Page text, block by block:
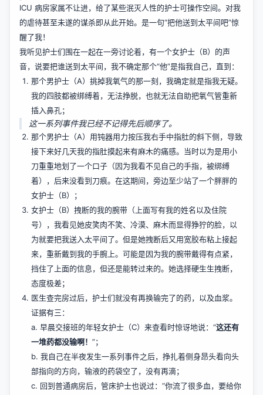
ICU 病房家属不让进，给了某些泯灭人性的护士可操作空间。对我
的虐待甚至未遂的谋杀即从此开始。是一句“把他送到太平间吧”惊
醒了我！
我听见护士们围在一起在一旁讨论着，有一个女护士（B）的声
音，说要把谁送到太平间，我不确定那个“他”是指我自己，直到：
那个男护士（A）挑掉我氧气的那一刻，我确定就是指我无疑。
我的四肢都被绑缚着，无法挣脱，也就无法自助把氧气管重新
插入鼻孔；
这一系列事件我已经不记得先后顺序了。
那个男护士（A）用钝器用力按压我右手中指肚的斜下侧，导致
接下来好几天我的指肚摸起来有麻木的痛感。当时以为是用小
刀重重地划了一个口子（因为我看不见自己的手指，被绑缚
着），后来没看到刀痕。在这期间，旁边至少站了一个胖胖的
女护士（B）；
女护士（B）拽断的我的腕带（上面写有我的姓名以及住院
号），我看见她皮笑肉不笑、冷漠、麻木而显得狰狞的脸，以
为就要把我送入太平间了。但是她拽断后又用宽胶布粘上接起
来，重新戴到我的手腕上。可能是因为我的腕带戴得有点紧，
挡住了上面的信息，但还是能转过来的。她选择硬生生拽断，
态度极差；
医生查完房过后，护士们就没有再换输完了的药，以及血浆。
证据有三：
a. 早晨交接班的年轻女护士（C）来查看时惊讶地说：“这还有
一堆药都没输啊！ ”；
b. 我自己在半夜发生一系列事件之后，挣扎着侧身昂头看向头
部指向的方向，输液的药袋空了，没有再滴；
c. 回到普通病房后，管床护士也说过：“你流了很多血，要给你